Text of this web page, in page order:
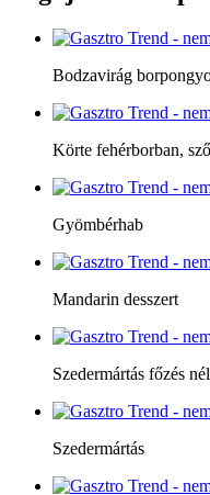
Bodzavirág
Körte fehérborban,
Gyömbérhab
Mandarin desszert
Szedermártás főzés
Szedermártás